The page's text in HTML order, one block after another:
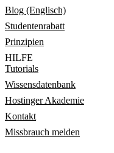
Blog (Englisch)
Studentenrabatt
Prinzipien
HILFE
Tutorials
Wissensdatenbank
Hostinger Akademie
Kontakt
Missbrauch melden